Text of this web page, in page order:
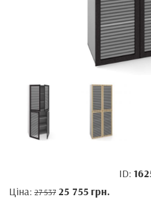
ID:
Ціна: 27 537 25 755 грн.